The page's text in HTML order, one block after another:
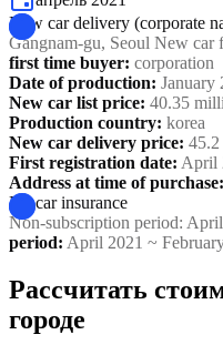
New car delivery (corporate
Gangnam-gu, Seoul New
first time buyer: corporation
Date of production: January
New car list price: 40.35
Production country: korea
New car delivery price:
First registration date: April
Address at time of purchase:
No car insurance
Non-subscription period:
period: April 2021 ~
Рассчитать
городе